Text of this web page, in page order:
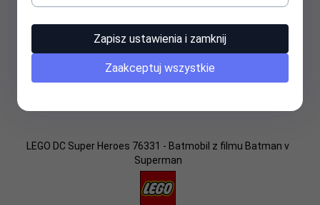
LEGO DC Super Heroes 76331 - Batmobil z filmu Batman v
Superman
Zapisz ustawienia i zamknij
Zaakceptuj wszystkie